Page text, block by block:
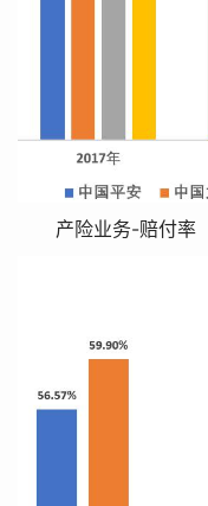
产险业务-赔付率